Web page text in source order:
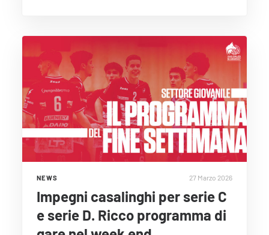
NEWS 27 Marzo 2026
Impegni casalinghi per serie C
e serie D. Ricco programma di